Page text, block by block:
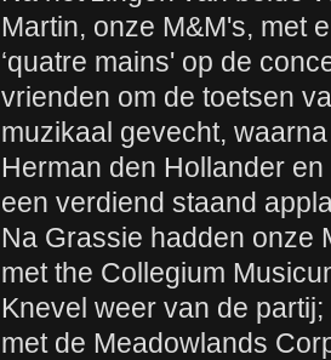
Martin, onze M&M's, met
‘quatre mains' op de
vrienden om de toetsen
muzikaal gevecht,
Herman den Hollander
een verdiend staand
Na Grassie hadden onze
met the Collegium
Knevel weer van de
met de Meadowlands